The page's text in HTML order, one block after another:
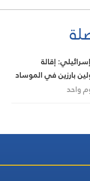
إقالة
بارزين في الموساد
خطة إسقاط النظام
واحد